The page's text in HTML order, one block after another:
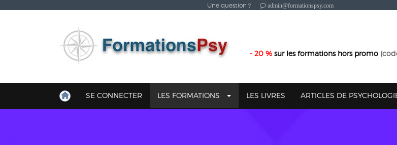
Une question ? admin@formationspsy.com
- 20 %sur les formations hors promo
SE CONNECTER LES FORMATIONS LES LIVRES ARTICLES DE